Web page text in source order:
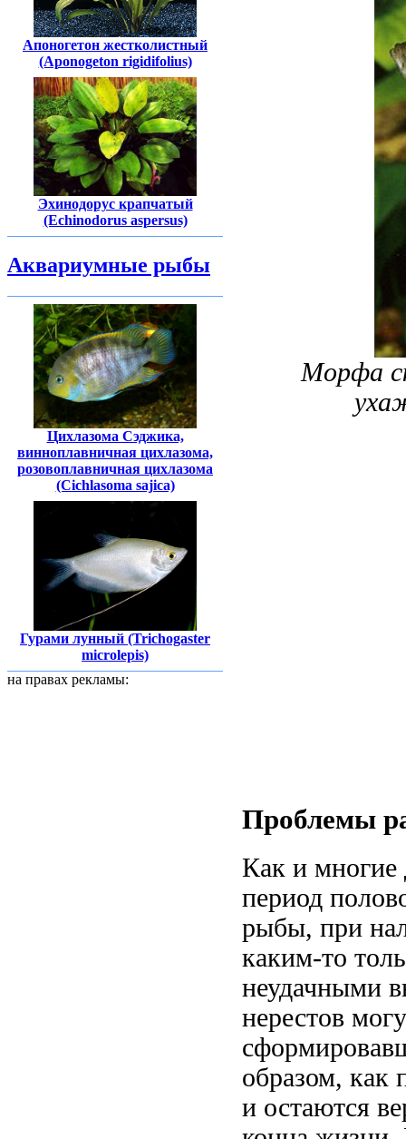
Апоногетон жестколистный
(Aponogeton rigidifolius)
Эхинодорус крапчатый
(Echinodorus aspersus)
Аквариумные рыбы
Цихлазома Сэджика,
винноплавничная цихлазома,
розовоплавничная цихлазома
(Cichlasoma sajica)
Гурами лунный (Trichogaster
microlepis)
на правах рекламы:
Морфа
Проблемы
Как и
период
рыбы, при
каким-то
неудачными
нерестов
образом, как
и остаются